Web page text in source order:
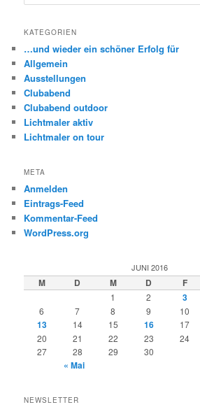
u
h
n
KATEGORIEN
…und wieder ein schöner Erfolg für
Allgemein
Ausstellungen
Clubabend
Clubabend outdoor
Lichtmaler aktiv
Lichtmaler on tour
META
Anmelden
Eintrags-Feed
Kommentar-Feed
WordPress.org
JUNI 2016
M D M D F
1 2 3
6
7 8 9 10
13 14 15 16 17
20 21 22 23 24
27
28 29 30
« Mai
NEWSLETTER